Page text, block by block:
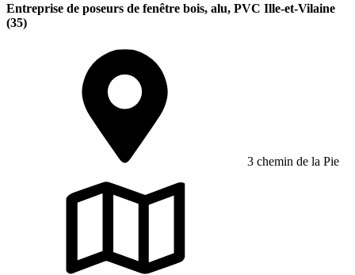
Entreprise de poseurs de fenêtre bois, alu, PVC Ille-et-Vilaine
(35)
3 chemin de la Pie